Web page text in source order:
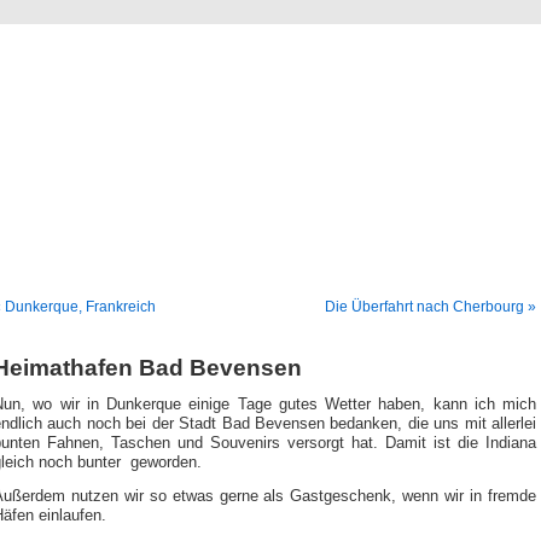
Dunkerque, Frankreich Die Überfahrt nach Cherbourg »
Bad Bevensen
wo wir in Dunkerque einige Tage gutes Wetter haben, kann ich mich
auch noch bei der Stadt Bad Bevensen bedanken, die uns mit allerlei
Fahnen, Taschen und Souvenirs versorgt hat. Damit ist die Indiana
noch bunter geworden.
nutzen wir so etwas gerne als Gastgeschenk, wenn wir in fremde
einlaufen.